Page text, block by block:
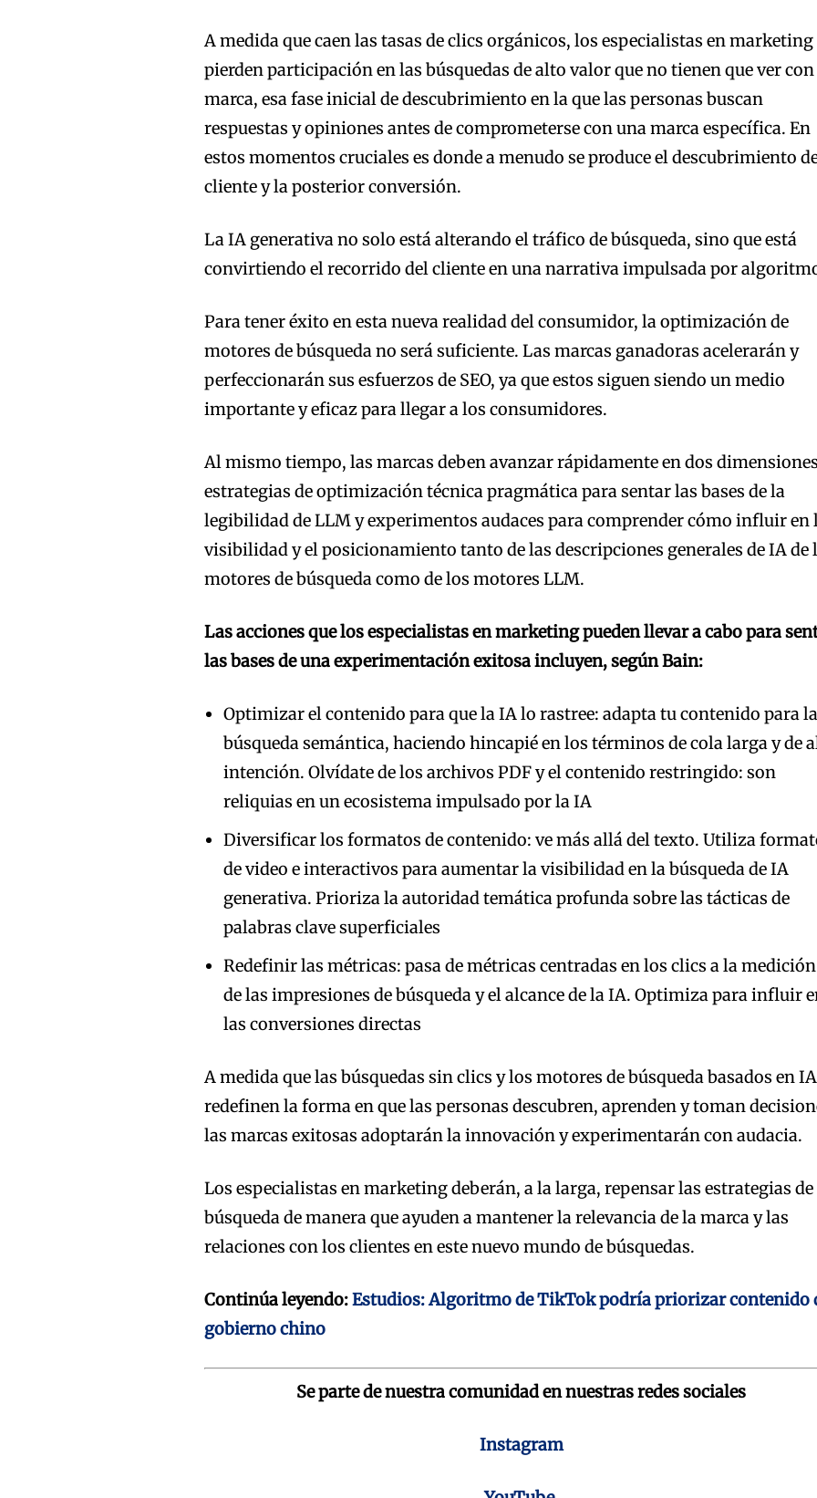
A medida que caen las tasas de clics orgánicos, los especialistas en marketing
pierden participación en las búsquedas de alto valor que no tienen que ver
marca, esa fase inicial de descubrimiento en la que las personas buscan
respuestas y opiniones antes de comprometerse con una marca específica. En
estos momentos cruciales es donde a menudo se produce el descubrimiento
cliente y la posterior conversión.
La IA generativa no solo está alterando el tráfico de búsqueda, sino que está
convirtiendo el recorrido del cliente en una narrativa impulsada por
Para tener éxito en esta nueva realidad del consumidor, la optimización de
motores de búsqueda no será suficiente. Las marcas ganadoras acelerarán y
perfeccionarán sus esfuerzos de SEO, ya que estos siguen siendo un medio
importante y eficaz para llegar a los consumidores.
Al mismo tiempo, las marcas deben avanzar rápidamente en dos
estrategias de optimización técnica pragmática para sentar las bases de la
legibilidad de LLM y experimentos audaces para comprender cómo influir en
visibilidad y el posicionamiento tanto de las descripciones generales de IA de
motores de búsqueda como de los motores LLM.
Las acciones que los especialistas en marketing pueden llevar a cabo para
las bases de una experimentación exitosa incluyen, según Bain:
Optimizar el contenido para que la IA lo rastree: adapta tu contenido para la
búsqueda semántica, haciendo hincapié en los términos de cola larga y de
intención. Olvídate de los archivos PDF y el contenido restringido: son
reliquias en un ecosistema impulsado por la IA
Diversificar los formatos de contenido: ve más allá del texto. Utiliza
de video e interactivos para aumentar la visibilidad en la búsqueda de IA
generativa. Prioriza la autoridad temática profunda sobre las tácticas de
palabras clave superficiales
Redefinir las métricas: pasa de métricas centradas en los clics a la medición
de las impresiones de búsqueda y el alcance de la IA. Optimiza para influir
las conversiones directas
A medida que las búsquedas sin clics y los motores de búsqueda basados ​​en IA
redefinen la forma en que las personas descubren, aprenden y toman
las marcas exitosas adoptarán la innovación y experimentarán con audacia.
Los especialistas en marketing deberán, a la larga, repensar las estrategias de
búsqueda de manera que ayuden a mantener la relevancia de la marca y las
relaciones con los clientes en este nuevo mundo de búsquedas.
Continúa leyendo:Estudios: Algoritmo de TikTok podría priorizar contenido
gobierno chino
Se parte de nuestra comunidad en nuestras redes sociales
Instagram